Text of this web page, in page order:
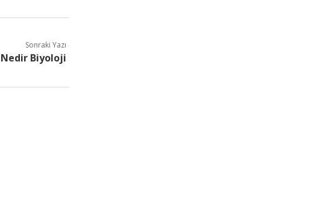
Sonraki Yazı
Biyoloji